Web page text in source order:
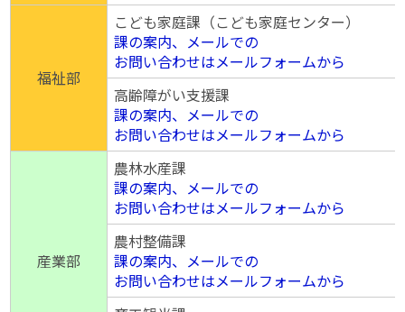
福祉部
こども家庭課（こども家庭センター）
課の案内、メールでの
お問い合わせはメールフォームから
高齢障がい支援課
課の案内、メールでの
お問い合わせはメールフォームから
産業部
農林水産課
課の案内、メールでの
お問い合わせはメールフォームから
農村整備課
課の案内、メールでの
お問い合わせはメールフォームから